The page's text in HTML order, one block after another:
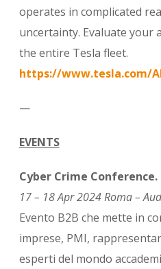
operates in complicated
uncertainty. Evaluate your
the entire Tesla fleet.
https://www.tesla.com/
—
EVENTS
Cyber Crime Conference.
17 – 18 Apr 2024 Roma –
Evento B2B che mette in
imprese, PMI,
esperti del mondo